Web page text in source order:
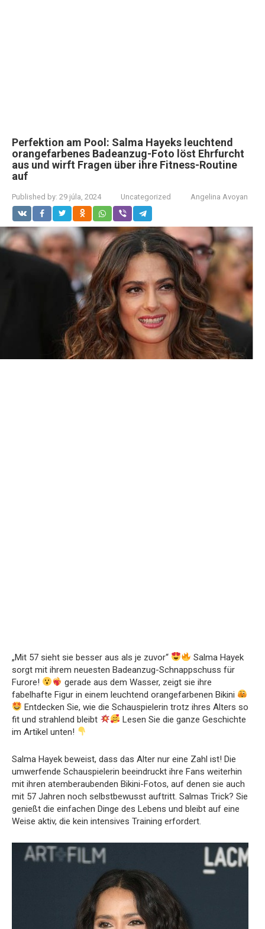
Perfektion am Pool: Salma Hayeks leuchtend
orangefarbenes Badeanzug-Foto löst Ehrfurcht
aus und wirft Fragen über ihre Fitness-Routine
auf
Published by: 29 júla, 2024 Uncategorized Angelina Avoyan
„Mit 57 sieht sie besser aus als je zuvor“
Salma Hayek
sorgt mit ihrem neuesten Badeanzug-Schnappschuss für
Furore!
gerade aus dem Wasser, zeigt sie ihre
fabelhafte Figur in einem leuchtend orangefarbenen Bikini
Entdecken Sie, wie die Schauspielerin trotz ihres Alters so
fit und strahlend bleibt
Lesen Sie die ganze Geschichte
im Artikel unten!
Salma Hayek beweist, dass das Alter nur eine Zahl ist! Die
umwerfende Schauspielerin beeindruckt ihre Fans weiterhin
mit ihren atemberaubenden Bikini-Fotos, auf denen sie auch
mit 57 Jahren noch selbstbewusst auftritt. Salmas Trick? Sie
genießt die einfachen Dinge des Lebens und bleibt auf eine
Weise aktiv, die kein intensives Training erfordert.